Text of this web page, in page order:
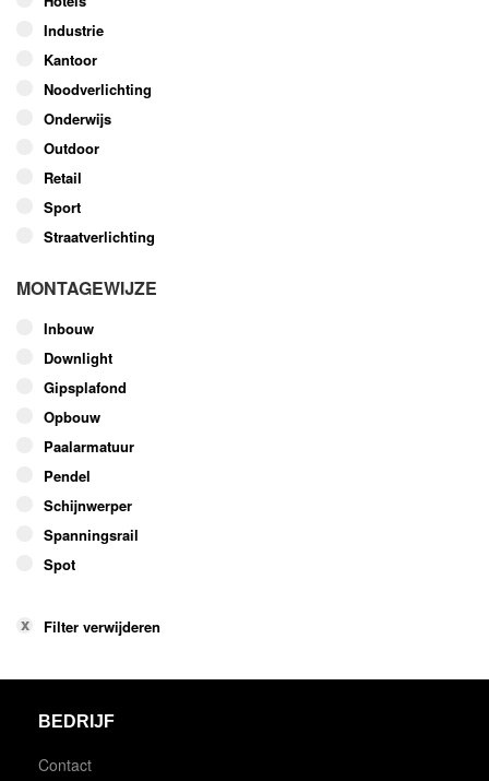
productpagina
Industrie
Kantoor
Noodverlichting
Onderwijs
Outdoor
Retail
Sport
Straatverlichting
MONTAGEWIJZE
Inbouw
Downlight
Gipsplafond
Opbouw
Paalarmatuur
Pendel
Schijnwerper
Spanningsrail
Spot
Filter verwijderen
BEDRIJF
Contact